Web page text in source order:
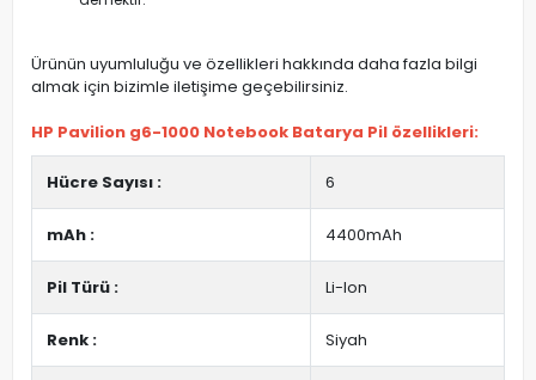
Ürünün uyumluluğu ve özellikleri hakkında daha fazla bilgi
almak için bizimle iletişime geçebilirsiniz.
HP Pavilion g6-1000 Notebook Batarya Pil özellikleri:
Hücre Sayısı : 6
mAh : 4400mAh
Pil Türü : Li-Ion
Renk : Siyah